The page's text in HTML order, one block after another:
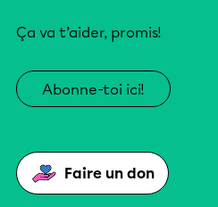
Ça va t’aider, promis!
Abonne-toi ici!
Faire un don